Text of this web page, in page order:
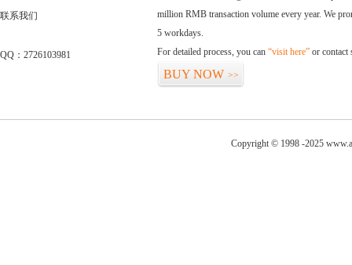
联系我们
QQ：2726103981
million RMB transaction volume every year. We
5 workdays.
For detailed process, you can “visit here” or contact
BUY NOW >>
Copyright © 1998 -2025